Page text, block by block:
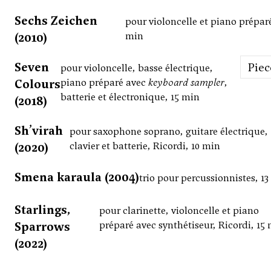
Sechs Zeichen
(2010)
pour violoncelle et piano
min
Seven
Colours
(2018)
pour violoncelle, basse électrique,
piano préparé aveckeyboard sampler,
batterie et électronique, 15 min
Sh’virah
(2020)
pour saxophone soprano, guitare électrique,
clavier et batterie, Ricordi, 10 min
Smena karaula (2004)trio pour percussionnistes,
Starlings,
Sparrows
(2022)
pour clarinette, violoncelle et piano
préparé avec synthétiseur, Ricordi, 15